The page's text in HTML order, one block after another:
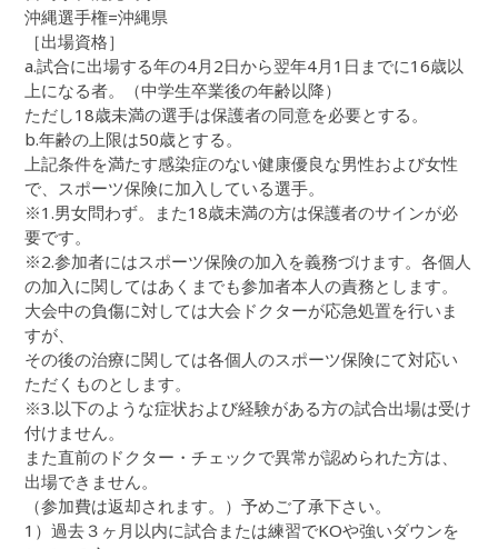
沖縄選手権=沖縄県
［出場資格］
a.試合に出場する年の4月2日から翌年4月1日までに16歳以
上になる者。（中学生卒業後の年齢以降）
ただし18歳未満の選手は保護者の同意を必要とする。
b.年齢の上限は50歳とする。
上記条件を満たす感染症のない健康優良な男性および女性
で、スポーツ保険に加入している選手。
※1.男女問わず。また18歳未満の方は保護者のサインが必
要です。
※2.参加者にはスポーツ保険の加入を義務づけます。各個人
の加入に関してはあくまでも参加者本人の責務とします。
大会中の負傷に対しては大会ドクターが応急処置を行いま
すが、
その後の治療に関しては各個人のスポーツ保険にて対応い
ただくものとします。
※3.以下のような症状および経験がある方の試合出場は受け
付けません。
また直前のドクター・チェックで異常が認められた方は、
出場できません。
（参加費は返却されます。）予めご了承下さい。
1）過去３ヶ月以内に試合または練習でKOや強いダウンを